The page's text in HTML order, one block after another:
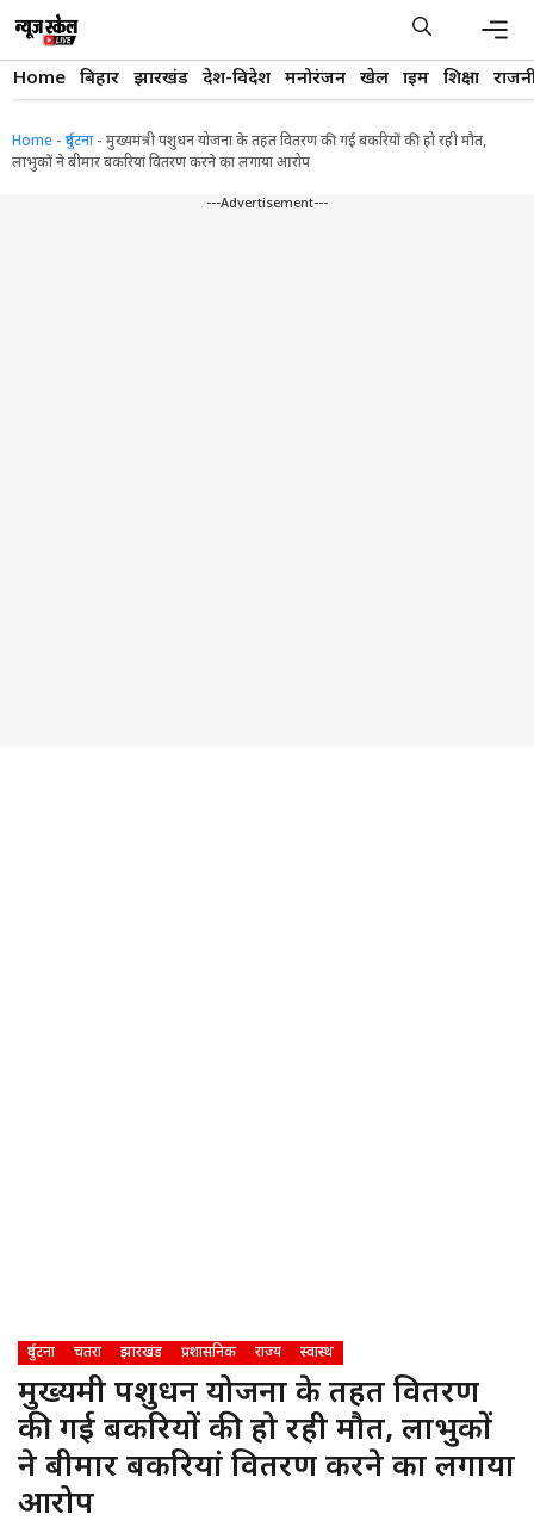
content
Home बिहार झारखंड देश-विदेश मनोरंजन खेल क्राइम शिक्षा
Home - दुर्घटना - मुख्यमंत्री पशुधन योजना के तहत वितरण की गई बकरियों की हो रही मौत,
लाभुकों ने बीमार बकरियां वितरण करने का लगाया आरोप
---Advertisement---
दुर्घटना चतरा झारखंड प्रशासनिक राज्य स्वास्थ
मुख्यमंत्री पशुधन योजना के तहत वितरण
की गई बकरियों की हो रही मौत, लाभुकों
ने बीमार बकरियां वितरण करने का लगाया
आरोप